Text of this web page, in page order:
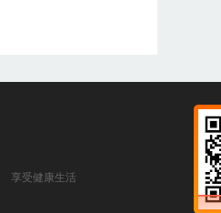
享受健康生活